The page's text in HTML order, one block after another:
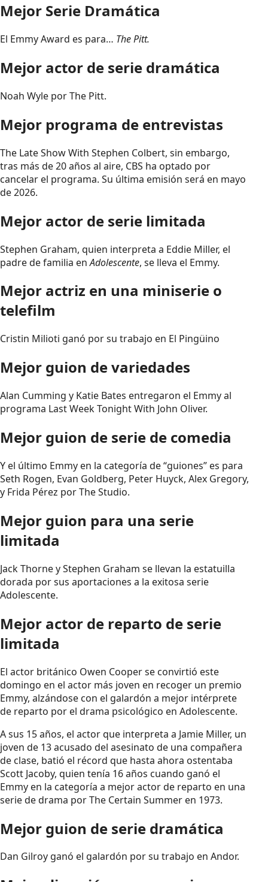
Mejor Serie Dramática
El Emmy Award es para… The Pitt.
Mejor actor de serie dramática
Noah Wyle por The Pitt.
Mejor programa de entrevistas
The Late Show With Stephen Colbert, sin embargo,
tras más de 20 años al aire, CBS ha optado por
cancelar el programa. Su última emisión será en mayo
de 2026.
Mejor actor de serie limitada
Stephen Graham, quien interpreta a Eddie Miller, el
padre de familia enAdolescente, se lleva el Emmy.
Mejor actriz en una miniserie o
telefilm
Cristin Milioti ganó por su trabajo en El Pingüino
Mejor guion de variedades
Alan Cumming y Katie Bates entregaron el Emmy al
programa Last Week Tonight With John Oliver.
Mejor guion de serie de comedia
Y el último Emmy en la categoría de “guiones” es para
Seth Rogen, Evan Goldberg, Peter Huyck, Alex Gregory,
y Frida Pérez por The Studio.
Mejor guion para una serie
limitada
Jack Thorne y Stephen Graham se llevan la estatuilla
dorada por sus aportaciones a la exitosa serie
Adolescente.
Mejor actor de reparto de serie
limitada
El actor británico Owen Cooper se convirtió este
domingo en el actor más joven en recoger un premio
Emmy, alzándose con el galardón a mejor intérprete
de reparto por el drama psicológico en Adolescente.
A sus 15 años, el actor que interpreta a Jamie Miller, un
joven de 13 acusado del asesinato de una compañera
de clase, batió el récord que hasta ahora ostentaba
Scott Jacoby, quien tenía 16 años cuando ganó el
Emmy en la categoría a mejor actor de reparto en una
serie de drama por The Certain Summer en 1973.
Mejor guion de serie dramática
Dan Gilroy ganó el galardón por su trabajo en Andor.